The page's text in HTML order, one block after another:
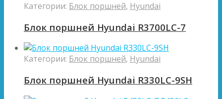
Категории: Блок поршней, Hyundai
Блок поршней Hyundai R3700LC-7
Категории: Блок поршней, Hyundai
Блок поршней Hyundai R330LC-9SH